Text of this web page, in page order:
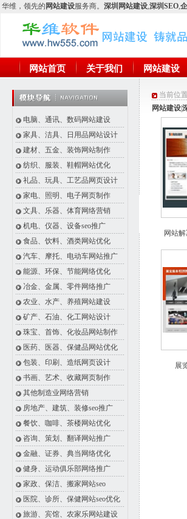
华维 ，领先的 网站建设服务商。 深圳网站建设,深圳SEO,
网站首页 关于我们 网站建设
电脑、通讯、数码网站建设
家具、洁具、日用品网站设计
建材、五金、装饰网站制作
纺织、服装、鞋帽网站优化
礼品、玩具、工艺品网页设计
家电、照明、电子网页制作
文具、乐器、体育网络营销
机电、仪器、设备seo推广
食品、饮料、酒类网站优化
汽车、摩托、电动车网站推广
能源、环保、节能网络优化
冶金、金属、零件网络推广
农业、水产、养殖网站建设
矿产、石油、化工网站设计
珠宝、首饰、化妆品网站制作
医药、医器、保健品网站优化
包装、印刷、造纸网页设计
书画、艺术、收藏网页制作
其他制造业网络营销
房地产、建筑、装修seo推广
餐饮、咖啡、茶楼网站优化
咨询、策划、翻译网站推广
金融、证券、典当网络优化
健身、运动俱乐部网络推广
家政、保洁、搬家网站seo
医院、诊所、保健网站seo优化
旅游、宾馆、农家乐网站建设
当前位
网站建设
网站
展